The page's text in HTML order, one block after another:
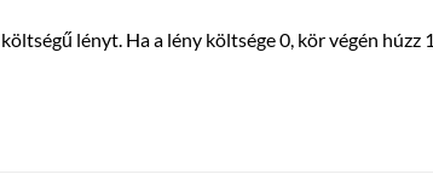
lényt. Ha a lény költsége 0, kör végén húzz